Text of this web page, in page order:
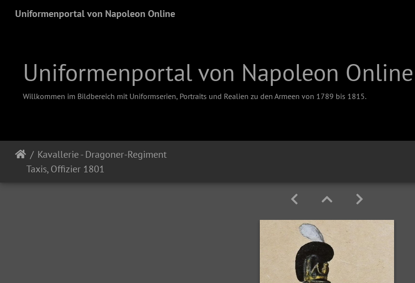
Uniformenportal von Napoleon Online
Uniformenportal von Napoleon Online
Willkommen im Bildbereich mit Uniformserien, Portraits und Realien zu den Armeen von 1789 bis 1815.
Kavallerie - Dragoner-Regiment
Taxis, Offizier 1801